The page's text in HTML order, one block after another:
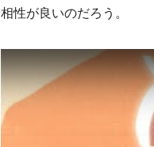
相性が良いのだろう。